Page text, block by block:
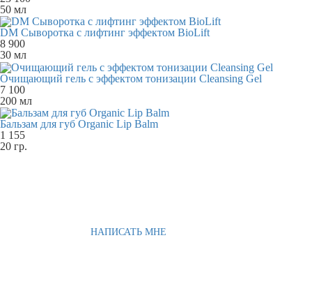
50 мл
DM Сыворотка с лифтинг эффектом BioLift
8 900
30 мл
Очищающий гель с эффектом тонизации Cleansing Gel
7 100
200 мл
Бальзам для губ Organic Lip Balm
1 155
20 гр.
НАПИСАТЬ МНЕ